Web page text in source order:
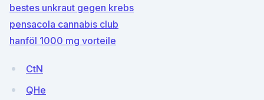
bestes unkraut gegen krebs
pensacola cannabis club
hanföl 1000 mg vorteile
CtN
QHe